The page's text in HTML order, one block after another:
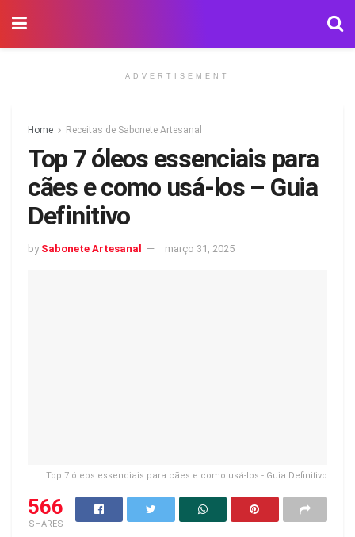
ADVERTISEMENT
Home Receitas de Sabonete Artesanal
Top 7 óleos essenciais para
cães e como usá-los – Guia
Definitivo
by Sabonete Artesanal março 31, 2025
Top 7 óleos essenciais para cães e como usá-los - Guia Definitivo
566
SHARES